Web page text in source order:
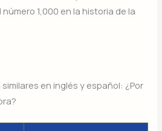
1,000 en la historia de la
en inglés y español: ¿Por